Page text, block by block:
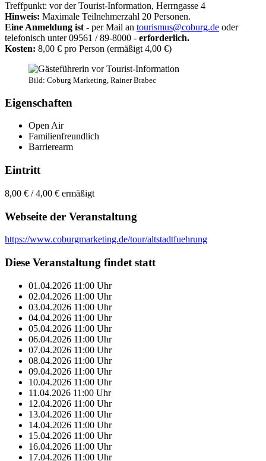
Treffpunkt: vor der Tourist-Information, Herrngasse 4
Hinweis: Maximale Teilnehmerzahl 20 Personen.
Eine Anmeldung ist - per Mail an tourismus@coburg.de oder
telefonisch unter 09561 / 89-8000 - erforderlich.
Kosten: 8,00 € pro Person (ermäßigt 4,00 €)
Bild: Coburg Marketing, Rainer Brabec
Eigenschaften
Open Air
Familienfreundlich
Barrierearm
Eintritt
8,00 € / 4,00 € ermäßigt
Webseite der Veranstaltung
https://www.coburgmarketing.de/tour/altstadtfuehrung
Diese Veranstaltung findet statt
01.04.2026 11:00 Uhr
02.04.2026 11:00 Uhr
03.04.2026 11:00 Uhr
04.04.2026 11:00 Uhr
05.04.2026 11:00 Uhr
06.04.2026 11:00 Uhr
07.04.2026 11:00 Uhr
08.04.2026 11:00 Uhr
09.04.2026 11:00 Uhr
10.04.2026 11:00 Uhr
11.04.2026 11:00 Uhr
12.04.2026 11:00 Uhr
13.04.2026 11:00 Uhr
14.04.2026 11:00 Uhr
15.04.2026 11:00 Uhr
16.04.2026 11:00 Uhr
17.04.2026 11:00 Uhr